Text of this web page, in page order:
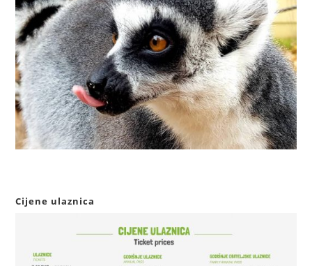
Cijene ulaznica